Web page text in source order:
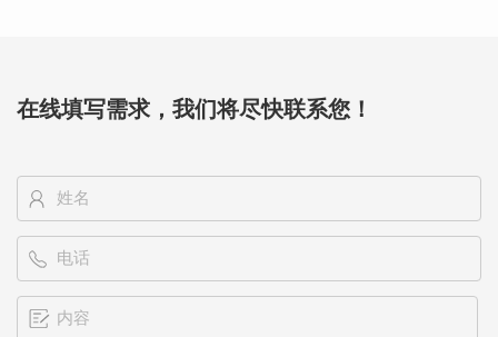
在线填写需求，我们将尽快联系您！